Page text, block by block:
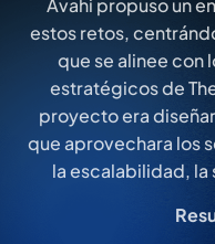
Avahi propuso un
estos retos,
que se alinee con
estratégicos de
proyecto era
que aprovechara los
la escalabilidad,